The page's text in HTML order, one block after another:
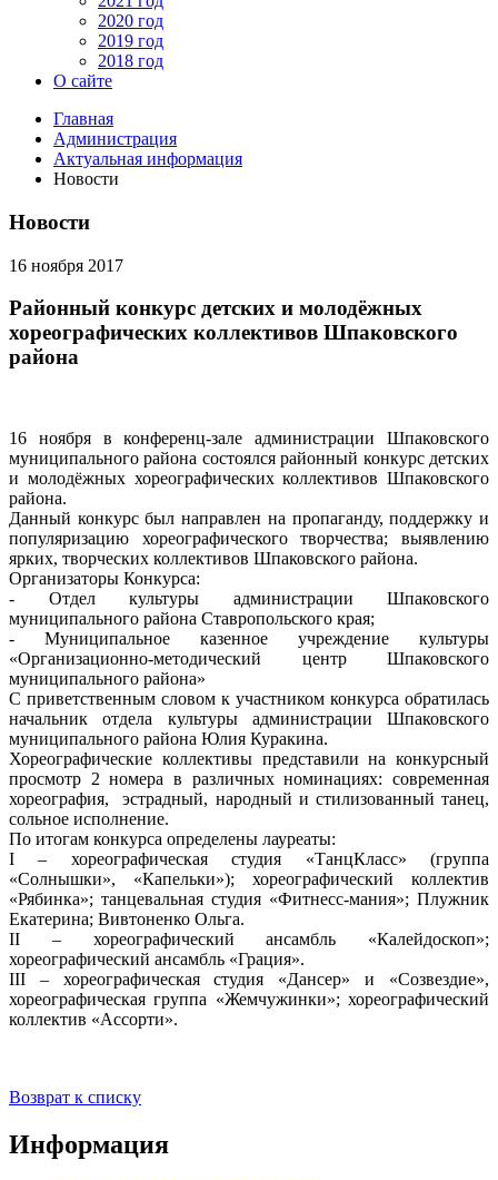
2020 год
2019 год
2018 год
О сайте
Главная
Администрация
Актуальная информация
Новости
Новости
16 ноября 2017
Районный конкурс детских и молодёжных
хореографических коллективов Шпаковского
района
16 ноября в конференц-зале администрации Шпаковского
муниципального района состоялся районный конкурс детских
и молодёжных хореографических коллективов Шпаковского
района.
Данный конкурс был направлен на пропаганду, поддержку и
популяризацию хореографического творчества; выявлению
ярких, творческих коллективов Шпаковского района.
Организаторы Конкурса:
- Отдел культуры администрации Шпаковского
муниципального района Ставропольского края;
- Муниципальное казенное учреждение культуры
«Организационно-методический центр Шпаковского
муниципального района»
С приветственным словом к участником конкурса обратилась
начальник отдела культуры администрации Шпаковского
муниципального района Юлия Куракина.
Хореографические коллективы представили на конкурсный
просмотр 2 номера в различных номинациях: современная
хореография, эстрадный, народный и стилизованный танец,
сольное исполнение.
По итогам конкурса определены лауреаты:
I – хореографическая студия «ТанцКласс» (группа
«Солнышки», «Капельки»); хореографический коллектив
«Рябинка»; танцевальная студия «Фитнесс-мания»; Плужник
Екатерина; Вивтоненко Ольга.
II – хореографический ансамбль «Калейдоскоп»;
хореографический ансамбль «Грация».
III – хореографическая студия «Дансер» и «Созвездие»,
хореографическая группа «Жемчужинки»; хореографический
коллектив «Ассорти».
Возврат к списку
Информация